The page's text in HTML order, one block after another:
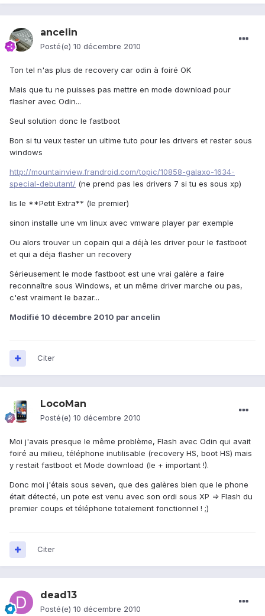
ancelin
Posté(e) 10 décembre 2010
Ton tel n'as plus de recovery car odin à foiré OK
Mais que tu ne puisses pas mettre en mode download pour
flasher avec Odin...
Seul solution donc le fastboot
Bon si tu veux tester un ultime tuto pour les drivers et rester sous
windows
http://mountainview.frandroid.com/topic/10858-galaxo-1634-
special-debutant/ (ne prend pas les drivers 7 si tu es sous xp)
lis le **Petit Extra** (le premier)
sinon installe une vm linux avec vmware player par exemple
Ou alors trouver un copain qui a déjà les driver pour le fastboot
et qui a déja flasher un recovery
Sérieusement le mode fastboot est une vrai galère a faire
reconnaître sous Windows, et un même driver marche ou pas,
c'est vraiment le bazar...
Modifié 10 décembre 2010 par ancelin
Citer
LocoMan
Posté(e) 10 décembre 2010
Moi j'avais presque le même problème, Flash avec Odin qui avait
foiré au milieu, téléphone inutilisable (recovery HS, boot HS) mais
y restait fastboot et Mode download (le + important !).
Donc moi j'étais sous seven, que des galères bien que le phone
était détecté, un pote est venu avec son ordi sous XP => Flash du
premier coups et téléphone totalement fonctionnel ! ;)
Citer
dead13
Posté(e) 10 décembre 2010